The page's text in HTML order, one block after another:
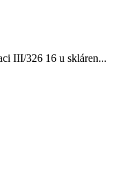
III/326 16 u skláren...